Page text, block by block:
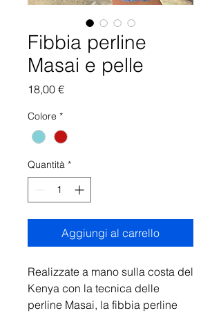
Fibbia perline
Masai e pelle
18,00 €Prezzo
Colore *
Quantità *
Aggiungi al carrello
Realizzate a mano sulla costa del
Kenya con la tecnica delle
perline Masai, la fibbia perline